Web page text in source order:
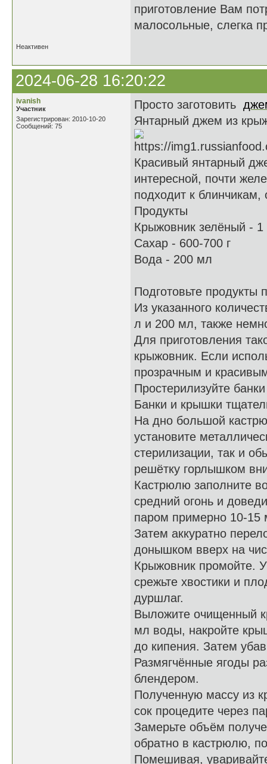
приготовление Вам
малосольные, слегка
Неактивен
2024-06-28 16:20:22
ivanish
Участник
Зарегистрирован: 2010-10-20
Сообщений: 75
Просто заготовить
Янтарный джем из
Красивый янтарный
интересной, почти
подходит к
Продукты
Крыжовник зелёный - 1
Сахар - 600-700 г
Вода - 200 мл
Подготовьте продукты
Из указанного
л и 200 мл, также
Для приготовления
крыжовник. Если
прозрачным и
Простерилизуйте
Банки и крышки
На дно большой
установите
стерилизации, так и
решётку горлышком
Кастрюлю заполните
средний огонь и
паром примерно 10-15
Затем аккуратно
донышком вверх на
Крыжовник промойте.
срежьте хвостики и
дуршлаг.
Выложите очищенный
мл воды, накройте
до кипения. Затем
Размягчённые ягоды
блендером.
Полученную массу из
сок процедите через
Замерьте объём
обратно в кастрюлю,
Помешивая,